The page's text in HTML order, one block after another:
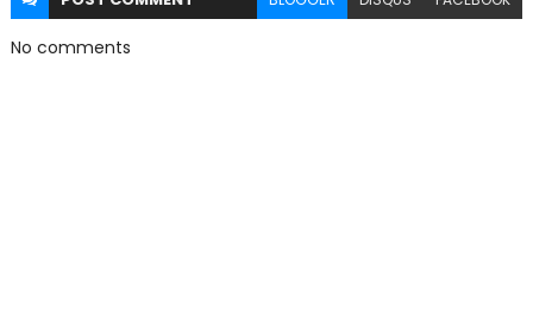
No comments